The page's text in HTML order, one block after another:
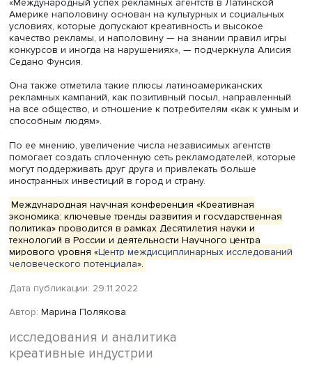
Сейчас искусство создания городов-систем стало
высокотехнологичным. К 2030 году японцы планируют
построить подводный город в виде шара диаметром
в глубинах океана. В качестве основного
материала планируется использовать резину.
преобразовываться из углекислого газа, a разница
и температур использоваться для производства
электроэнергии. Каждый такой шар может погружаться
воду с помощью гигантской спиральной структуры,
на глубину до 15 км, где может находиться завод по
полезных ископаемых. Такая жилая система
как надежное укрытие от землетрясений и цунами,
распространенных в Японии. Стоимость конструкции
оценивается в 25 миллиардов долларов.
Латинская Америка: акцент на сантименты
об особенностях рекламной индустрии Латинской
По ее словам, латиноамериканские страны отличаются
«исключительной креативностью» и их рекламные
рекламные кампании получили всемирное признание,
неоднократно завоевывая такие призы, как Effie
Cannes Lions.